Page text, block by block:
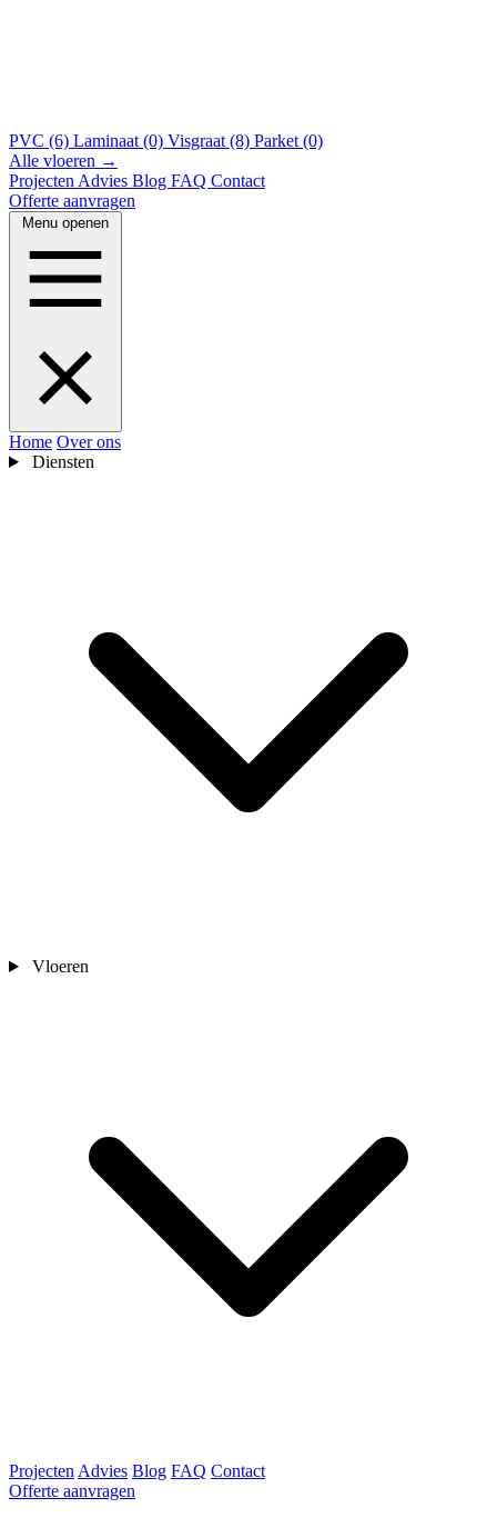
PVC (6) Laminaat (0) Visgraat (8) Parket (0)
Alle vloeren →
Projecten Advies Blog FAQ Contact
Offerte aanvragen
Menu openen
Home Over ons
Diensten
Vloeren
Projecten Advies Blog FAQ Contact
Offerte aanvragen